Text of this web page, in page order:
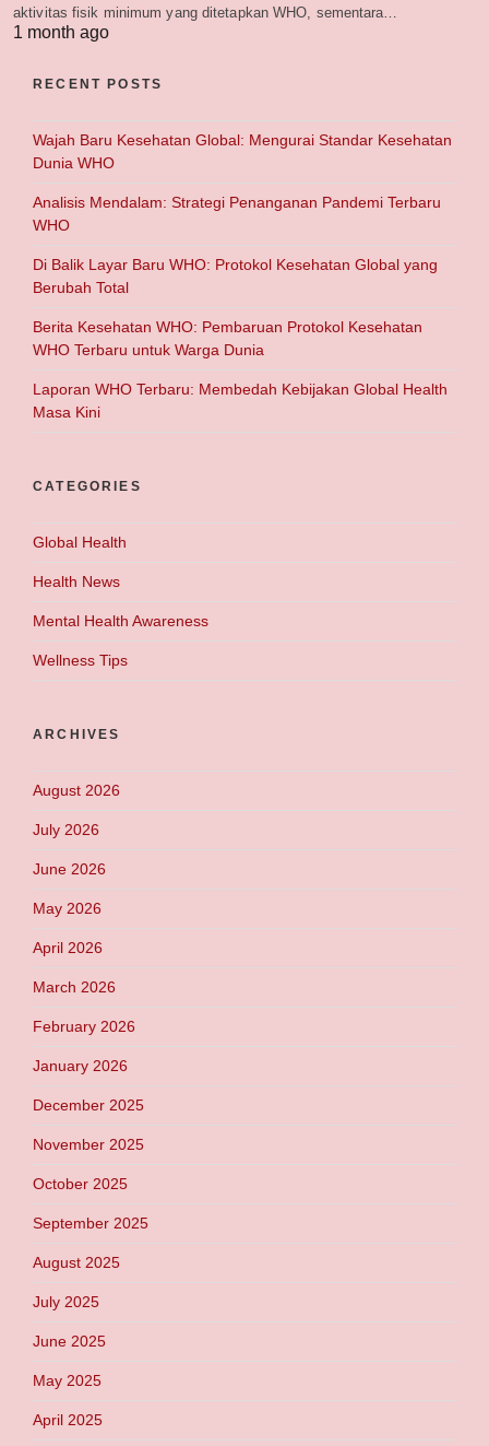
aktivitas fisik minimum yang ditetapkan WHO, sementara…
1 month ago
RECENT POSTS
Wajah Baru Kesehatan Global: Mengurai Standar Kesehatan
Dunia WHO
Analisis Mendalam: Strategi Penanganan Pandemi Terbaru
WHO
Di Balik Layar Baru WHO: Protokol Kesehatan Global yang
Berubah Total
Berita Kesehatan WHO: Pembaruan Protokol Kesehatan
WHO Terbaru untuk Warga Dunia
Laporan WHO Terbaru: Membedah Kebijakan Global Health
Masa Kini
CATEGORIES
Global Health
Health News
Mental Health Awareness
Wellness Tips
ARCHIVES
August 2026
July 2026
June 2026
May 2026
April 2026
March 2026
February 2026
January 2026
December 2025
November 2025
October 2025
September 2025
August 2025
July 2025
June 2025
May 2025
April 2025